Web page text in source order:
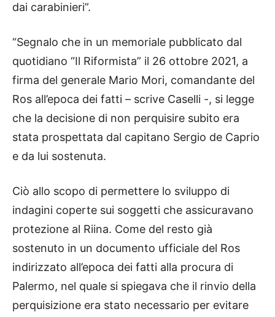
dai carabinieri”.
“Segnalo che in un memoriale pubblicato dal
quotidiano “Il Riformista” il 26 ottobre 2021, a
firma del generale Mario Mori, comandante del
Ros all’epoca dei fatti – scrive Caselli -, si legge
che la decisione di non perquisire subito era
stata prospettata dal capitano Sergio de Caprio
e da lui sostenuta.
Ciò allo scopo di permettere lo sviluppo di
indagini coperte sui soggetti che assicuravano
protezione al Riina. Come del resto già
sostenuto in un documento ufficiale del Ros
indirizzato all’epoca dei fatti alla procura di
Palermo, nel quale si spiegava che il rinvio della
perquisizione era stato necessario per evitare